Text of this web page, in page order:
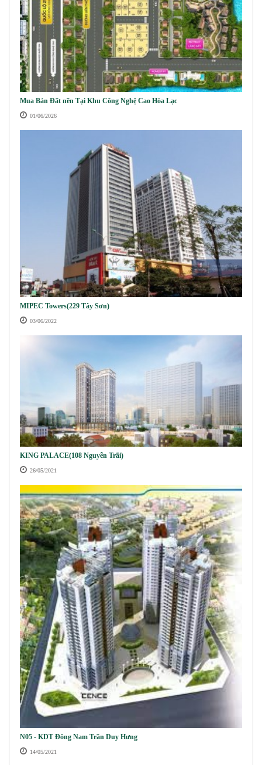
Mua Bán Đất nền Tại Khu Công Nghệ Cao Hòa Lạc
01/06/2026
MIPEC Towers(229 Tây Sơn)
03/06/2022
KING PALACE(108 Nguyễn Trãi)
26/05/2021
N05 - KDT Đông Nam Trần Duy Hưng
14/05/2021